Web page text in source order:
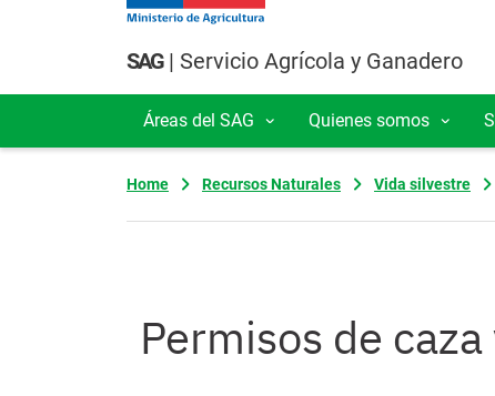
Pasar al contenido principal
SAG| Servicio Agrícola y Ganadero
Navegación principal
Áreas del SAG Quienes somos
Home Recursos Naturales Vida silvestre
Permisos de